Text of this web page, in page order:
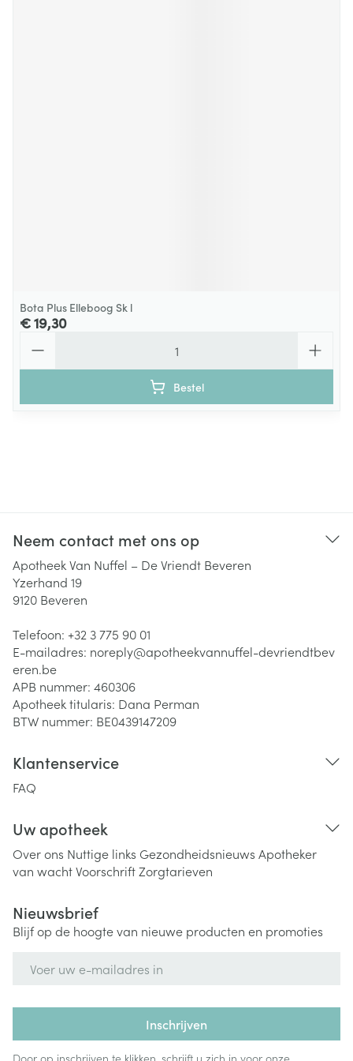
Bota Plus Elleboog Sk l
€ 19,30
Bestel
Neem contact met ons op
Apotheek Van Nuffel – De Vriendt Beveren
Yzerhand 19
9120 Beveren
Telefoon: +32 3 775 90 01
E-mailadres: noreply@apotheekvannuffel-devriendtbev
eren.be
APB nummer: 460306
Apotheek titularis: Dana Perman
BTW nummer: BE0439147209
Klantenservice
FAQ
Uw apotheek
Over ons Nuttige links Gezondheidsnieuws Apotheker
van wachtVoorschriftZorgtarieven
Nieuwsbrief
Blijf op de hoogte van nieuwe producten en promoties
Inschrijven
Door op inschrijven te klikken, schrijft u zich in voor onze